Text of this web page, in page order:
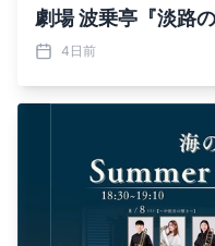
劇場 波乗亭『淡路
招待 8月9日～17日
4日前